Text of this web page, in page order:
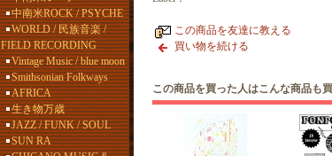
中南米ROCK / PSYCHE
WORLD / 民族音楽 /
FIELD RECORDING
Vintage Music / blue moon
Smithsonian Folkways
AFRICA
生き物万歳
JAZZ / FUNK / SOUL
SUN RA
この商品を友達に教える
買い物を続ける
この商品を買った人はこんな商品も